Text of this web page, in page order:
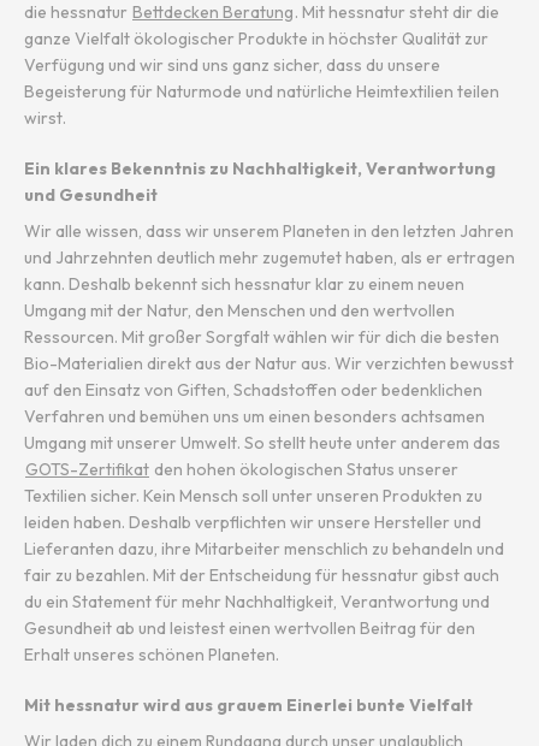
die hessnatur Bettdecken Beratung. Mit hessnatur steht dir die
ganze Vielfalt ökologischer Produkte in höchster Qualität zur
Verfügung und wir sind uns ganz sicher, dass du unsere
Begeisterung für Naturmode und natürliche Heimtextilien teilen
wirst.
Ein klares Bekenntnis zu Nachhaltigkeit, Verantwortung
und Gesundheit
Wir alle wissen, dass wir unserem Planeten in den letzten Jahren
und Jahrzehnten deutlich mehr zugemutet haben, als er ertragen
kann. Deshalb bekennt sich hessnatur klar zu einem neuen
Umgang mit der Natur, den Menschen und den wertvollen
Ressourcen. Mit großer Sorgfalt wählen wir für dich die besten
Bio-Materialien direkt aus der Natur aus. Wir verzichten bewusst
auf den Einsatz von Giften, Schadstoffen oder bedenklichen
Verfahren und bemühen uns um einen besonders achtsamen
Umgang mit unserer Umwelt. So stellt heute unter anderem das
GOTS-Zertifikat den hohen ökologischen Status unserer
Textilien sicher. Kein Mensch soll unter unseren Produkten zu
leiden haben. Deshalb verpflichten wir unsere Hersteller und
Lieferanten dazu, ihre Mitarbeiter menschlich zu behandeln und
fair zu bezahlen. Mit der Entscheidung für hessnatur gibst auch
du ein Statement für mehr Nachhaltigkeit, Verantwortung und
Gesundheit ab und leistest einen wertvollen Beitrag für den
Erhalt unseres schönen Planeten.
Mit hessnatur wird aus grauem Einerlei bunte Vielfalt
Wir laden dich zu einem Rundgang durch unser unglaublich